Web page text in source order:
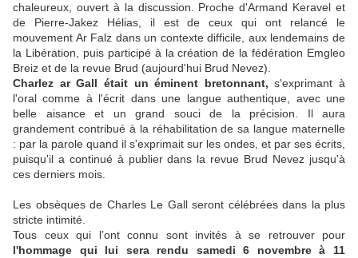
chaleureux, ouvert à la discussion. Proche d'Armand Keravel et
de Pierre-Jakez Hélias, il est de ceux qui ont relancé le
mouvement Ar Falz dans un contexte difficile, aux lendemains de
la Libération, puis participé à la création de la fédération Emgleo
Breiz et de la revue Brud (aujourd'hui Brud Nevez).
Charlez ar Gall était un éminent bretonnant, s'exprimant à
l'oral comme à l'écrit dans une langue authentique, avec une
belle aisance et un grand souci de la précision. Il aura
grandement contribué à la réhabilitation de sa langue maternelle
: par la parole quand il s'exprimait sur les ondes, et par ses écrits,
puisqu'il a continué à publier dans la revue Brud Nevez jusqu'à
ces derniers mois.
Les obsèques de Charles Le Gall seront célébrées dans la plus
stricte intimité.
Tous ceux qui l’ont connu sont invités à se retrouver pour
l'hommage qui lui sera rendu samedi 6 novembre à 11